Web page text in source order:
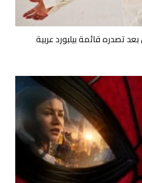
تصدره قائمة بيلبورد عربية